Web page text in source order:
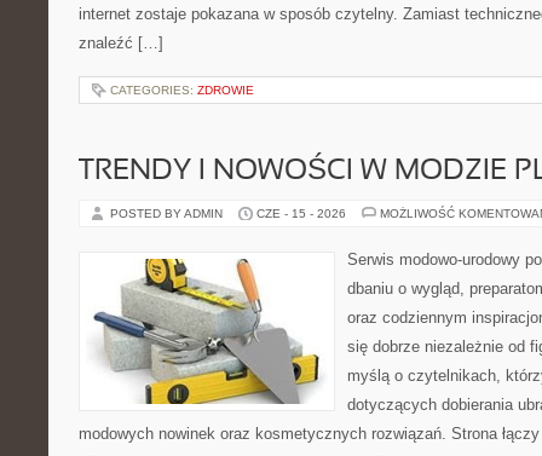
internet zostaje pokazana w sposób czytelny. Zamiast
znaleźć […]
CATEGORIES: ZDROWIE
TRENDY I NOWOŚCI W MODZIE
POSTED BY ADMIN CZE - 15 - 2026 MOŻLIWOŚĆ
Serwis modowo-urodowy
dbaniu o wygląd,
oraz codziennym
się dobrze niezależnie od
myślą o czytelnikach,
dotyczących dobierania
modowych nowinek oraz kosmetycznych rozwiązań. Strona